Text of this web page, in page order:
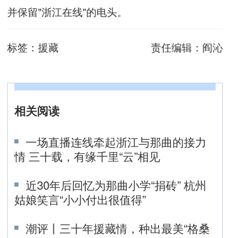
并保留"浙江在线"的电头。
标签： 援藏 责任编辑： 阎沁
相关阅读
一场直播连线牵起浙江与那曲的接力
情 三十载，有缘千里“云”相见
近30年后回忆为那曲小学“捐砖” 杭州
姑娘笑言“小小付出很值得”
潮评丨三十年援藏情，种出最美“格桑